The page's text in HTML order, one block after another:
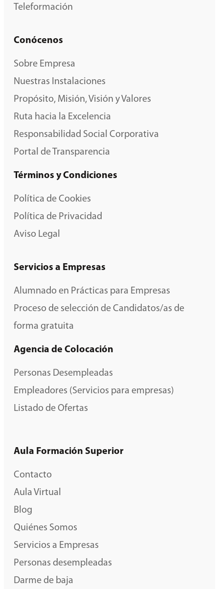
Teleformación
Conócenos
Sobre Empresa
Nuestras Instalaciones
Propósito, Misión, Visión y Valores
Ruta hacia la Excelencia
Responsabilidad Social Corporativa
Portal de Transparencia
Términos y Condiciones
Política de Cookies
Política de Privacidad
Aviso Legal
Servicios a Empresas
Alumnado en Prácticas para Empresas
Proceso de selección de Candidatos/as de
forma gratuita
Agencia de Colocación
Personas Desempleadas
Empleadores (Servicios para empresas)
Listado de Ofertas
Aula Formación Superior
Contacto
Aula Virtual
Blog
Quiénes Somos
Servicios a Empresas
Personas desempleadas
Darme de baja